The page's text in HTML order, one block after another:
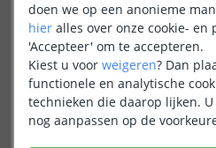
Zigbee lamp - E27 fitting
4 watt - Dual white
OP VOORRAAD 16,95
doen we op een anonieme
hier alles over onze cookie- en
'Accepteer' om te accepteren.
Kiest u voor weigeren? Dan
functionele en analytische
technieken die daarop lijken.
nog aanpassen op de